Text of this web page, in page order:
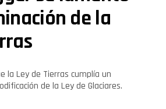
de la
la Ley de Tierras cumplía un
de la Ley de Glaciares.